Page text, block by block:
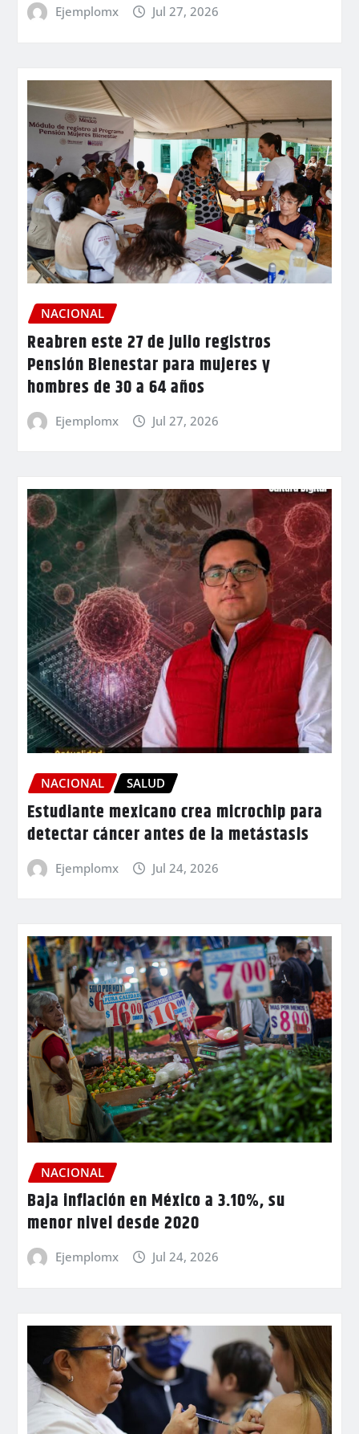
Ejemplomx Jul 27, 2026
NACIONAL
Reabren este 27 de julio registros
Pensión Bienestar para mujeres y
hombres de 30 a 64 años
Ejemplomx Jul 27, 2026
NACIONAL SALUD
Estudiante mexicano crea microchip para
detectar cáncer antes de la metástasis
Ejemplomx Jul 24, 2026
NACIONAL
Baja inflación en México a 3.10%, su
menor nivel desde 2020
Ejemplomx Jul 24, 2026